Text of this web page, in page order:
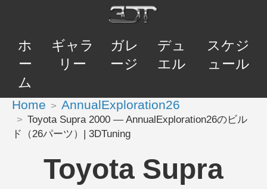
ホ
ー
ム
ギャラ
リー
ガレ
ージ
デュ
エル
スケジ
ュール
Home AnnualExploration26
Toyota Supra 2000 — AnnualExploration26のビル
ド（26パーツ）| 3DTuning
Toyota Supra